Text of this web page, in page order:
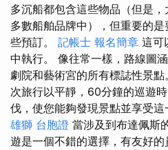
多沉船都包含這些物品（但是
多數船舶品牌中），但重要的
些預訂。 記帳士 報名簡章 這可
中執行。 像往常一樣，路線圖
劇院和藝術宮的所有標誌性景點
次旅行以平靜，60分鐘的巡遊
伐，使您能夠發現景點並享受這
雄獅 台胞證 當涉及到布達佩斯
遊是一個不錯的選擇，有友好